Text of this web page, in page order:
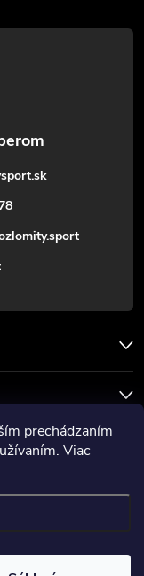
prechádzaním
Viac
práva vyhradené.